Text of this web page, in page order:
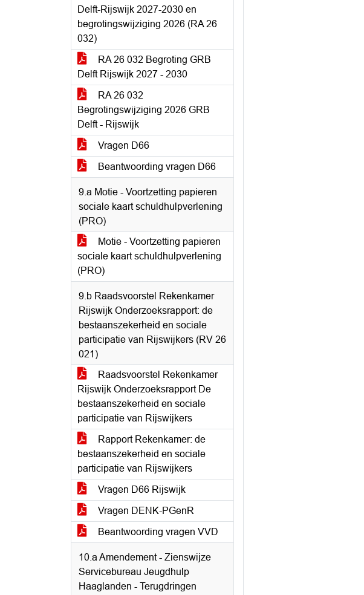
Delft-Rijswijk 2027-2030 en
begrotingswijziging 2026 (RA 26
032)
RA 26 032 Begroting GRB
Delft Rijswijk 2027 - 2030
RA 26 032
Begrotingswijziging 2026 GRB
Delft - Rijswijk
Vragen D66
Beantwoording vragen D66
9.a Motie - Voortzetting papieren
sociale kaart schuldhulpverlening
(PRO)
Motie - Voortzetting papieren
sociale kaart schuldhulpverlening
(PRO)
9.b Raadsvoorstel Rekenkamer
Rijswijk Onderzoeksrapport: de
bestaanszekerheid en sociale
participatie van Rijswijkers (RV 26
021)
Raadsvoorstel Rekenkamer
Rijswijk Onderzoeksrapport De
bestaanszekerheid en sociale
participatie van Rijswijkers
Rapport Rekenkamer: de
bestaanszekerheid en sociale
participatie van Rijswijkers
Vragen D66 Rijswijk
Vragen DENK-PGenR
Beantwoording vragen VVD
10.a Amendement - Zienswijze
Servicebureau Jeugdhulp
Haaglanden - Terugdringen